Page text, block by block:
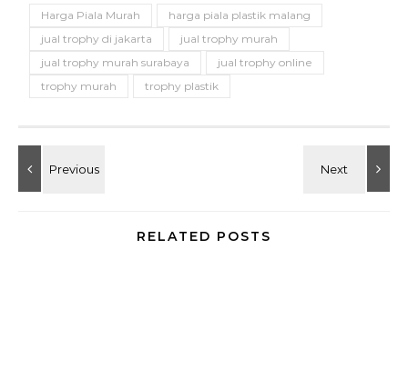
Harga Piala Murah
harga piala plastik malang
jual trophy di jakarta
jual trophy murah
jual trophy murah surabaya
jual trophy online
trophy murah
trophy plastik
RELATED POSTS